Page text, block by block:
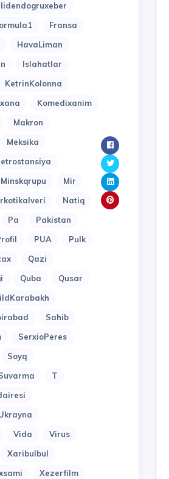
Fransa
HavaLiman
Islahatlar
KetrinKolonna
Komedixanim
Makron
Meksika
Minskqrupu
Mir
Natiq
Pa
Pakistan
PUA
Pulk
Qazi
Quba
Qusar
Sahib
SerxioPeres
Soyq
T
Vida
Virus
Xaribulbul
Xezerfilm